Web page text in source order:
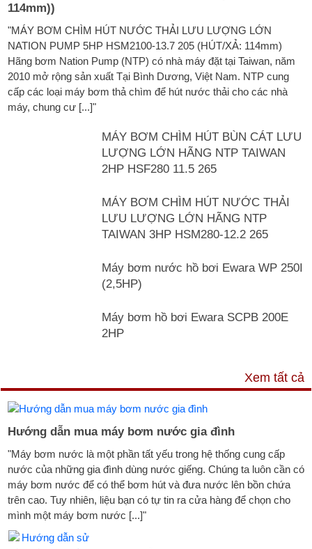
114mm))
"MÁY BƠM CHÌM HÚT NƯỚC THẢI LƯU LƯỢNG LỚN
NATION PUMP 5HP HSM2100-13.7 205 (HÚT/XẢ: 114mm)
Hãng bơm Nation Pump (NTP) có nhà máy đặt tại Taiwan, năm
2010 mở rộng sản xuất Tại Bình Dương, Việt Nam. NTP cung
cấp các loại máy bơm thả chìm để hút nước thải cho các nhà
máy, chung cư [...]"
MÁY BƠM CHÌM HÚT BÙN CÁT LƯU
LƯỢNG LỚN HÃNG NTP TAIWAN
2HP HSF280 11.5 265
MÁY BƠM CHÌM HÚT NƯỚC THẢI
LƯU LƯỢNG LỚN HÃNG NTP
TAIWAN 3HP HSM280-12.2 265
Máy bơm nước hồ bơi Ewara WP 250I
(2,5HP)
Máy bơm hồ bơi Ewara SCPB 200E
2HP
Xem tất cả
Hướng dẫn mua máy bơm nước gia đình
"Máy bơm nước là một phần tất yếu trong hệ thống cung cấp
nước của những gia đình dùng nước giếng. Chúng ta luôn cần có
máy bơm nước để có thể bơm hút và đưa nước lên bồn chứa
trên cao. Tuy nhiên, liệu bạn có tự tin ra cửa hàng để chọn cho
mình một máy bơm nước [...]"